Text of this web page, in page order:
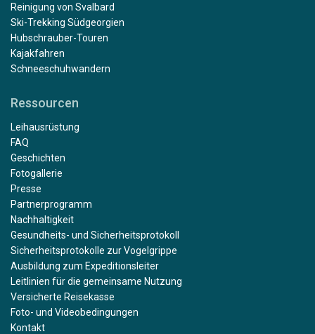
Reinigung von Svalbard
Ski-Trekking Südgeorgien
Hubschrauber-Touren
Kajakfahren
Schneeschuhwandern
Ressourcen
Leihausrüstung
FAQ
Geschichten
Fotogallerie
Presse
Partnerprogramm
Nachhaltigkeit
Gesundheits- und Sicherheitsprotokoll
Sicherheitsprotokolle zur Vogelgrippe
Ausbildung zum Expeditionsleiter
Leitlinien für die gemeinsame Nutzung
Versicherte Reisekasse
Foto- und Videobedingungen
Kontakt